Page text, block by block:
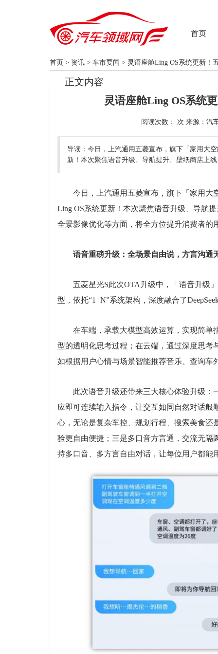
首页
首页 > 资讯 > 车市要闻 > 灵语座舱Ling OS系统更新！
正文内容
灵语座舱Ling OS系统
阅读次数：
导读：今日，上汽通用五菱宣布，旗下「家用大
新！本次聚焦语音升级、导航提升、壁纸商店上
今日，上汽通用五菱宣布，旗下「家用
Ling OS系统更新！本次聚焦语音升级、导航
全景影像优化等方面，将全方位提升消费者的
语音重磅升级：全场景自由说，方言沟通
五菱星光S此次OTA升级中，「语音升级
型，依托“1+N”系统架构，深度融合了
在车端，承载大模型高效运算，实现简单
型的透明化思考过程；在云端，通过深度思
如根据用户心情与场景智能推荐音乐、查询车
此次语音升级还带来三大核心体验升级
应即可连续输入指令，让交互如同自然对话
心，无论是复杂车控、规划行程、搜索美食
验更自由便捷；三是多口音方言通，交流无
持多口音、多方言自由对话，让每位用户都能